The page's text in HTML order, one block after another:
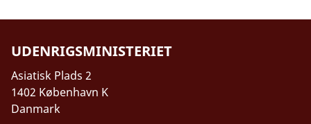
UDENRIGSMINISTERIET
Asiatisk Plads 2
1402 København K
Danmark